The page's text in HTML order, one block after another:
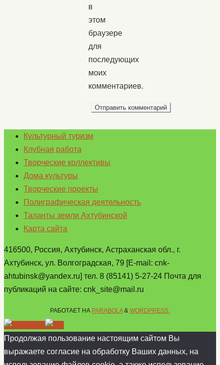
в
этом
браузере
для
последующих
моих
комментариев.
Культурный туризм
Клубная работа
Творческие коллективы
Дома культуры
Творческие проекты
Полиграфическая деятельность
Таланты земли Ахтубинской
Карта сайта
416500, Россия, Ахтубинск, Астраханская обл., г.
Ахтубинск, ул. Волгоградская, 79 [E-mail: cnk-
ahtubinsk@yandex.ru] тел. 8 (85141) 5-27-24 Почта для
публикаций на сайте: cnk_site@mail.ru
РАБОТАЕТ НА PARABOLA& WORDPRESS.
Продолжая пользование настоящим сайтом Вы
выражаете согласие на обработку Ваших данных, на